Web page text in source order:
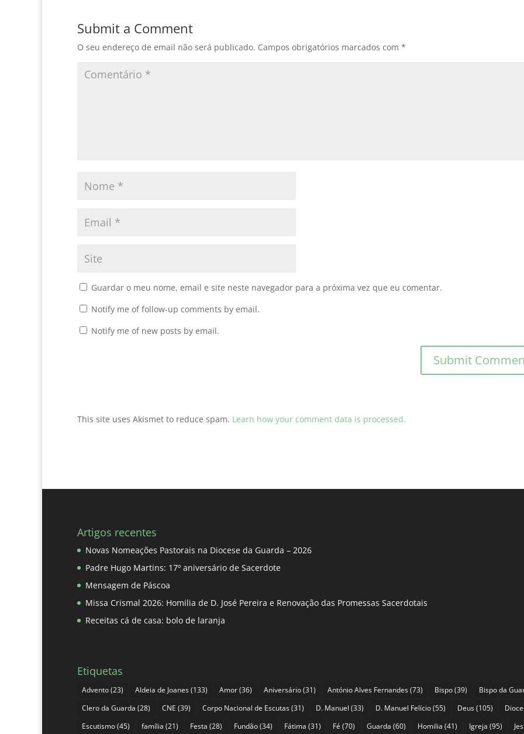
Submit a Comment
O seu endereço de email não será publicado. Campos obrigatórios marcados com *
Guardar o meu nome, email e site neste navegador para a próxima vez que eu comentar.
Notify me of follow-up comments by email.
Notify me of new posts by email.
This site uses Akismet to reduce spam. Learn how your comment data is processed.
Artigos recentes
Novas Nomeações Pastorais na Diocese da Guarda – 2026
Padre Hugo Martins: 17º aniversário de Sacerdote
Mensagem de Páscoa
Missa Crismal 2026: Homilia de D. José Pereira e Renovação das Promessas Sacerdotais
Receitas cá de casa: bolo de laranja
Etiquetas
Advento(23) Aldeia de Joanes(133) Amor(36) Aniversário(31) António Alves Fernandes(73) Bispo(39)
Bispo da
Clero da Guarda (28) CNE (39) Corpo Nacional de Escutas(31) D. Manuel (33) D. Manuel Felício(55) Deus(105)
Escutismo(45) família (21) Festa (28) Fundão(34) Fátima (31) Fé (70) Guarda (60) Homilia (41) Igreja (95)